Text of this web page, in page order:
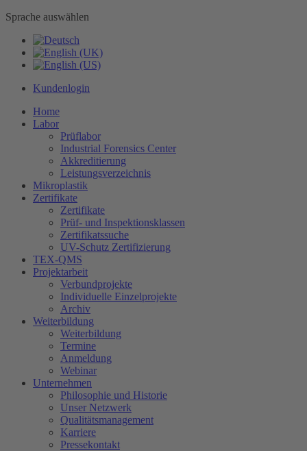
Sprache auswählen
Kundenlogin
Home
Labor
Prüflabor
Industrial Forensics Center
Akkreditierung
Leistungsverzeichnis
Mikroplastik
Zertifikate
Zertifikate
Prüf- und Inspektionsklassen
Zertifikatssuche
UV-Schutz Zertifizierung
TEX-QMS
Projektarbeit
Verbundprojekte
Individuelle Einzelprojekte
Archiv
Weiterbildung
Weiterbildung
Termine
Anmeldung
Webinar
Unternehmen
Philosophie und Historie
Unser Netzwerk
Qualitätsmanagement
Karriere
Pressekontakt